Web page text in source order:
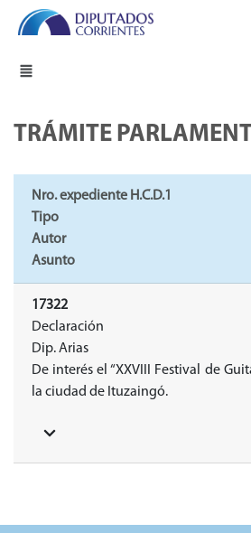
TRÁMITE
Nro. expediente H.C.D.1
Tipo
Autor
Asunto
17322
Declaración
Dip. Arias
De interés el “XXVIII Festival de
la ciudad de Ituzaingó.